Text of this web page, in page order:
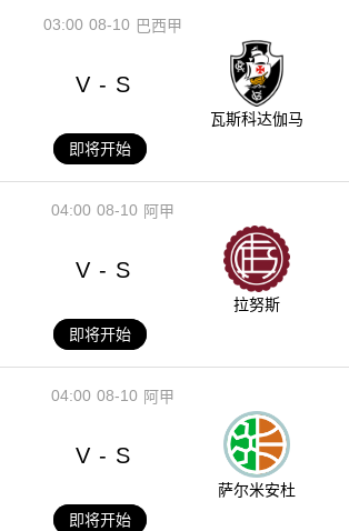
08-10
03:00 巴西甲
V - S
瓦斯科达伽马
即将开始
08-10
04:00 阿甲
V - S
拉努斯
即将开始
08-10
04:00 阿甲
V - S
萨尔米安杜
即将开始